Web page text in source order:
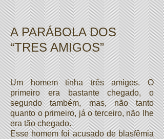
A PARÁBOLA DOS
“TRES AMIGOS”
Um homem tinha três amigos. O
primeiro era bastante chegado, o
segundo também, mas, não tanto
quanto o primeiro, já o terceiro, não lhe
era tão chegado.
Esse homem foi acusado de blasfêmia